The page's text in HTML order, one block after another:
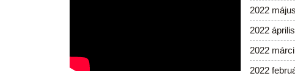
2022 május
2022 április
2022
2022